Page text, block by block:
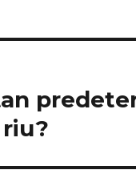
riu?